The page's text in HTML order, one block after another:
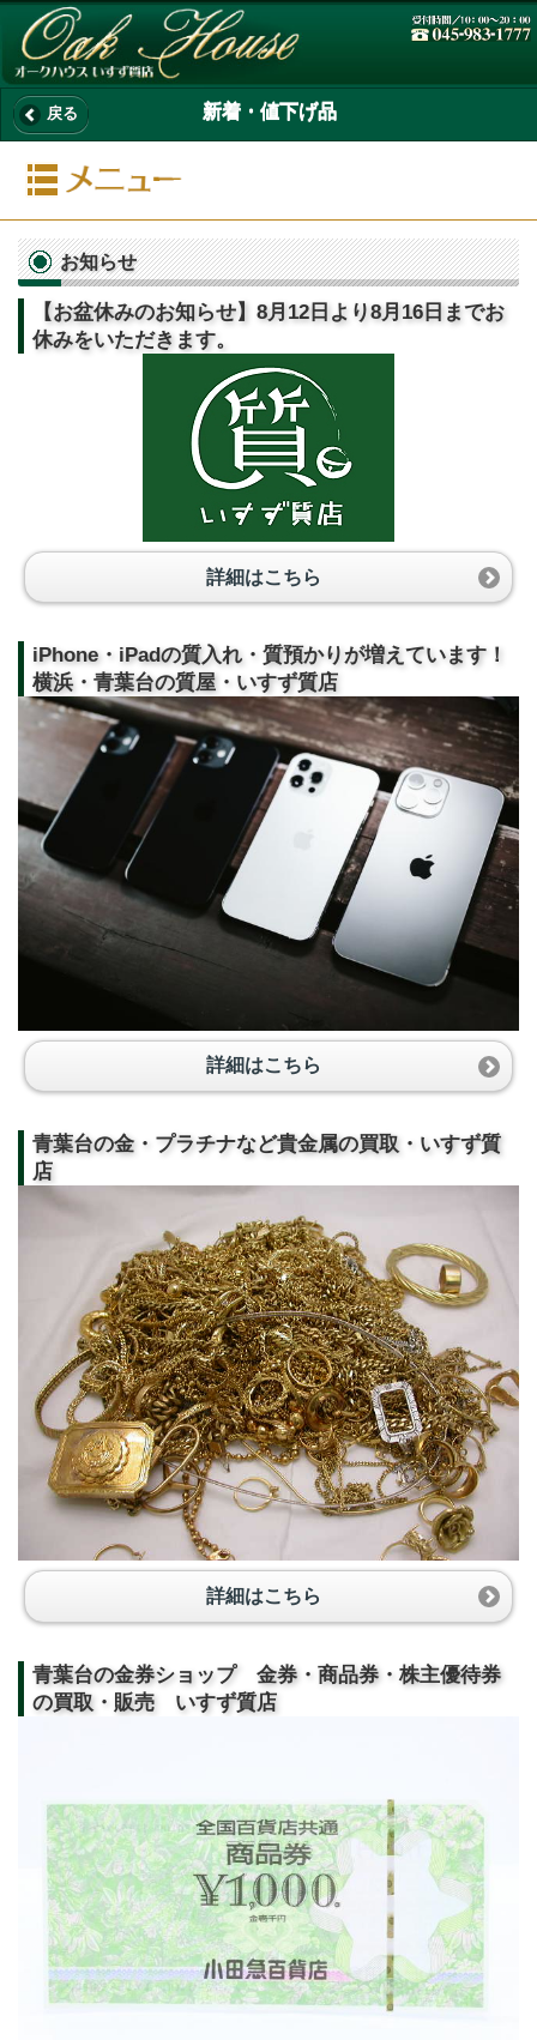
新着・値下げ品
戻る
お知らせ
【お盆休みのお知らせ】8月12日より8月16日までお
休みをいただきます。
詳細はこちら
iPhone・iPadの質入れ・質預かりが増えています！
横浜・青葉台の質屋・いすず質店
詳細はこちら
青葉台の金・プラチナなど貴金属の買取・いすず質
店
詳細はこちら
青葉台の金券ショップ 金券・商品券・株主優待券
の買取・販売 いすず質店